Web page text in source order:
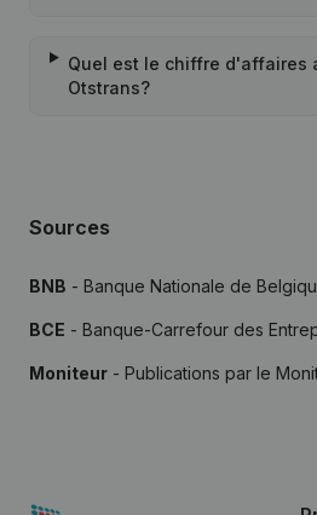
Quel est le chiffre d'affaires
Otstrans?
Sources
BNB - Banque Nationale de
BCE - Banque-Carrefour des
Moniteur - Publications par le